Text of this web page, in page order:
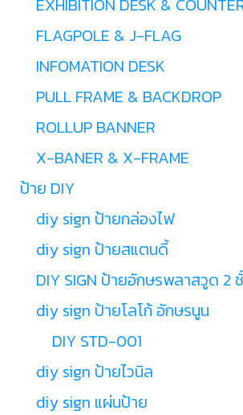
FLAGPOLE & J-FLAG
INFOMATION DESK
PULL FRAME & BACKDROP
ROLLUP BANNER
X-BANER & X-FRAME
ป้าย DIY
diy sign ป้ายกล่องไฟ
diy sign ป้ายสแตนดี้
DIY SIGN ป้ายอักษรพลาสวูด 2
diy sign ป้ายโลโก้ อักษรนูน
DIY STD-001
diy sign ป้ายไวนิล
diy sign แผ่นป้าย